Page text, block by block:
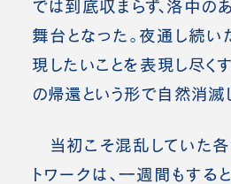
では到底収まらず、洛中の
舞台となった。夜通し続い
現したいことを表現し尽く
の帰還という形で自然消滅
当初こそ混乱していた
トワークは、一週間もする